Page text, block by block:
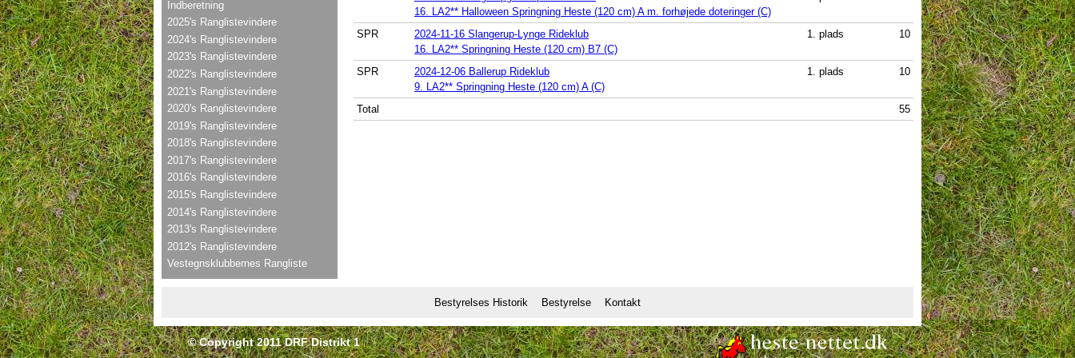
16. LA2** Halloween Springning Heste (120 cm) A m. forhøjede doteringer (C)
SPR
2024-11-16 Slangerup-Lynge Rideklub
16. LA2** Springning Heste (120 cm) B7 (C)
1. plads 10
SPR
2024-12-06 Ballerup Rideklub
9. LA2** Springning Heste (120 cm) A (C)
1. plads 10
Total 55
Indberetning
2025's Ranglistevindere
2024's Ranglistevindere
2023's Ranglistevindere
2022's Ranglistevindere
2021's Ranglistevindere
2020's Ranglistevindere
2019's Ranglistevindere
2018's Ranglistevindere
2017's Ranglistevindere
2016's Ranglistevindere
2015's Ranglistevindere
2014's Ranglistevindere
2013's Ranglistevindere
2012's Ranglistevindere
Vestegnsklubbernes Rangliste
Bestyrelses Historik Bestyrelse Kontakt
© Copyright 2011 DRF Distrikt 1